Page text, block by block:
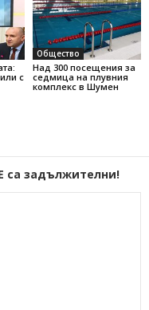
с
Общество
Над 300 посещения за
седмица на плувния
комплекс в Шумен
са задължителни!